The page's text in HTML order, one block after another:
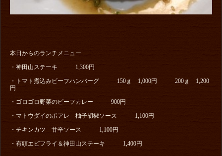
本日からのランチメニュー
・神田山ステーキ 1,300円
・トマト煮込みビーフハンバーグ 150ｇ 1,000円 200ｇ 1,200
円
・ゴロゴロ野菜のビーフカレー 900円
・マトウダイのポアレ 柚子胡椒ソース 1,100円
・チキンカツ 甘辛ソース 1,100円
・有頭エビフライ＆神田山ステーキ 1,400円